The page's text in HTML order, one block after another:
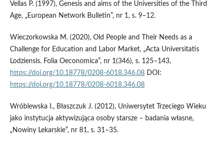
Vellas P. (1997), Genesis and aims of the Universities of the Third
Age, „European Network Bulletin”, nr 1, s. 9–12.
Wieczorkowska M. (2020), Old People and Their Needs as a
Challenge for Education and Labor Market, „Acta Universitatis
Lodziensis. Folia Oeconomica”, nr 1(346), s. 125–143,
https://doi.org/10.18778/0208-6018.346.08DOI:
https://doi.org/10.18778/0208-6018.346.08
Wróblewska I., Błaszczuk J. (2012), Uniwersytet Trzeciego Wieku
jako instytucja aktywizująca osoby starsze – badania własne,
„Nowiny Lekarskie”, nr 81, s. 31–35.